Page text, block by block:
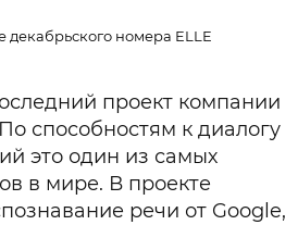
номера ELLE
проект компании
способностям к диалогу
это один из самых
в мире. В проекте
речи от Google,